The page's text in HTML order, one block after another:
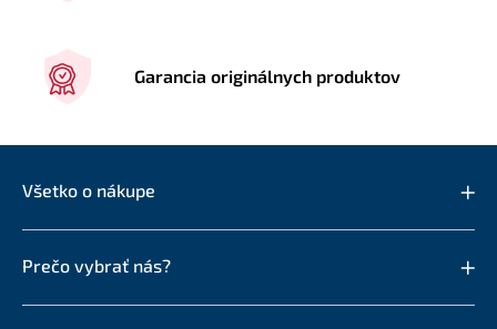
Garancia originálnych produktov
Všetko o nákupe
Prečo vybrať nás?